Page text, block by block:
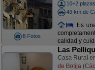
8 Fotos
10+2 plazas
49 km de
Es
calidad y
Las
Casa Rural
de Botija